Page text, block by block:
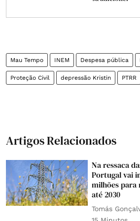
Mau Tempo INEM Despesa pública
Proteção Civil depressão Kristin PTRR
Artigos Relacionados
Na ressaca
Portugal vai
milhões
até 2030
Tomás